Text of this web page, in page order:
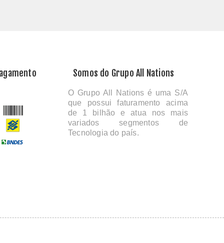
Somos do Grupo All Nations
O Grupo All Nations é uma S/A
que possui faturamento acima
de 1 bilhão e atua nos mais
variados segmentos de
Tecnologia do país.